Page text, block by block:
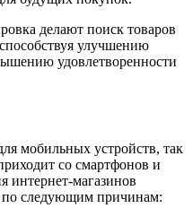
делают поиск товаров
улучшению
удовлетворенности
мобильных устройств, так
со смартфонов и
интернет-магазинов
следующим причинам: